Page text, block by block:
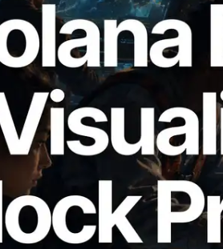
发布 Solana Block
为单位可视化区块生
证者